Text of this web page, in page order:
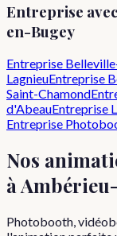
Entreprise
en-Bugey
Entreprise
LagnieuEntreprise
Saint-Chamond
d'AbeauEntreprise
Entreprise
Nos
à
Photobooth,